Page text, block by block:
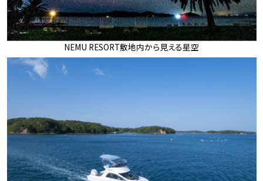
NEMU RESORT敷地内から見える星空